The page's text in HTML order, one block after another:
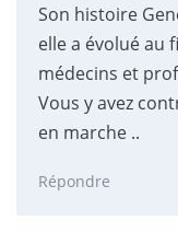
Son histoire
elle a évolué au
médecins et
Vous y avez
en marche ..
Répondre